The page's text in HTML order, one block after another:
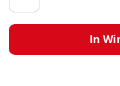
In